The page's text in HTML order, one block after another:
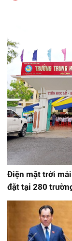
Điện mặt trời
đặt tại 280